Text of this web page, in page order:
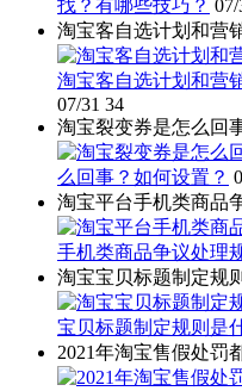
找？有哪些技巧？ 07/
淘宝客自选计划和营
淘宝客自选计划和营
07/31 34
淘宝裂变券是怎么回
么回事？如何设置？
淘宝平台手机类商品
手机类商品争议处理
淘宝宝贝标题制定规
宝贝标题制定规则是
2021年淘宝售假处罚